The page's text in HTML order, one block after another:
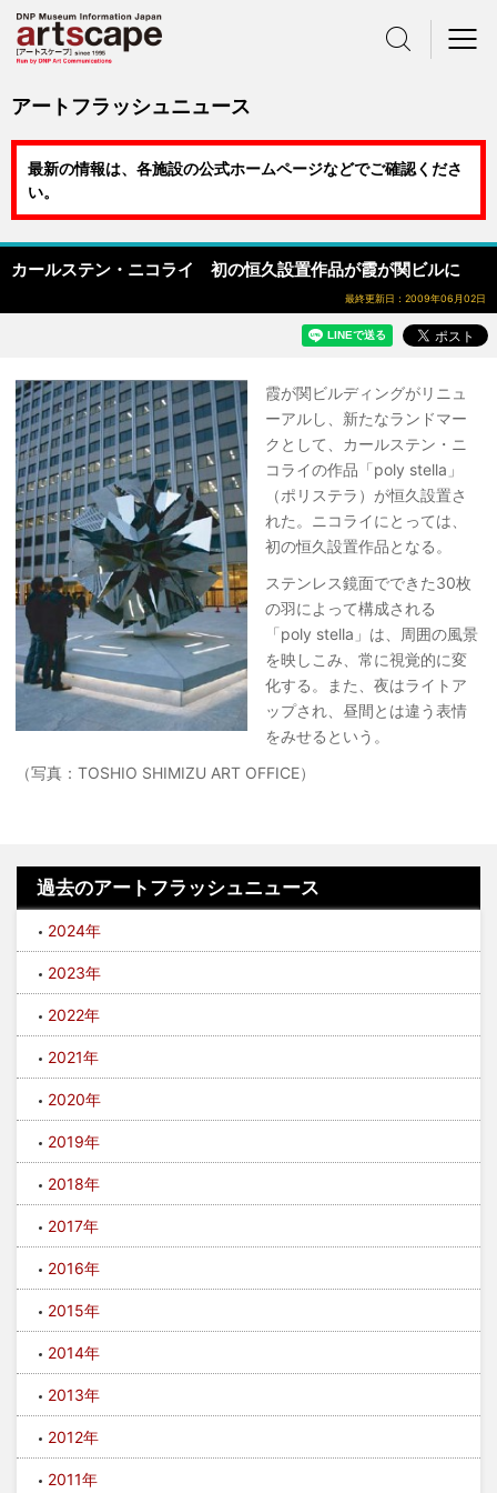
アートフラッシュニュース
最新の情報は、各施設の公式ホームページなどでご確認くださ
い。
カールステン・ニコライ 初の恒久設置作品が霞が関ビルに
最終更新日：2009年06月02日
霞が関ビルディングがリニュ
ーアルし、新たなランドマー
クとして、カールステン・ニ
コライの作品「poly stella」
（ポリステラ）が恒久設置さ
れた。ニコライにとっては、
初の恒久設置作品となる。
ステンレス鏡面でできた30枚
の羽によって構成される
「poly stella」は、周囲の風景
を映しこみ、常に視覚的に変
化する。また、夜はライトア
ップされ、昼間とは違う表情
をみせるという。
（写真：TOSHIO SHIMIZU ART OFFICE）
過去のアートフラッシュニュース
2024年
2023年
2022年
2021年
2020年
2019年
2018年
2017年
2016年
2015年
2014年
2013年
2012年
2011年
サイト内検索